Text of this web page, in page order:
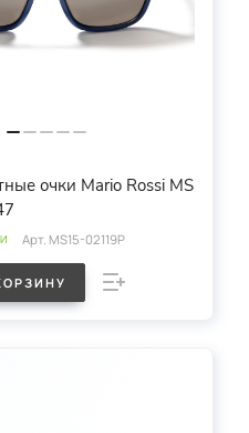
очки Mario Rossi MS
Арт. MS15-02119P